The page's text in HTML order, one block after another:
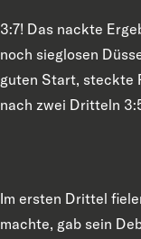
3:7! Das nackte
noch sieglosen
guten Start, steckte
nach zwei Dritteln
Im ersten Drittel
machte, gab sein